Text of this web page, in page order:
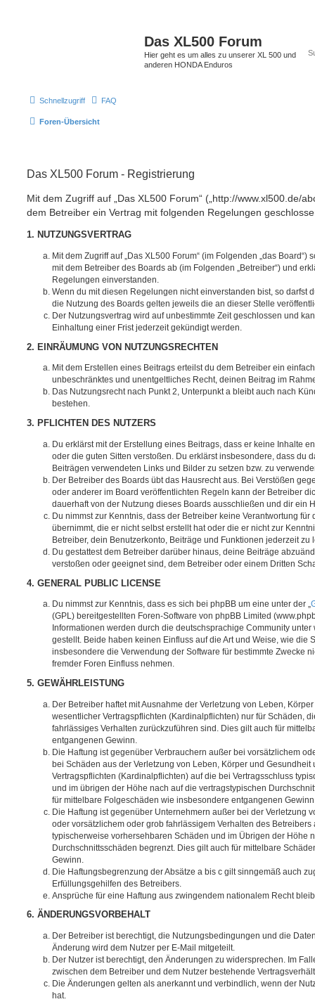
Das XL500 Forum
Hier geht es um alles zu unserer XL 500 und
anderen HONDA Enduros
Schnellzugriff FAQ
Foren-Übersicht
Das XL500 Forum - Registrierung
Mit dem Zugriff auf „Das XL500 Forum“ („http://www.xl500.de/
dem Betreiber ein Vertrag mit folgenden Regelungen
1. NUTZUNGSVERTRAG
Mit dem Zugriff auf „Das XL500 Forum“ (im Folgenden „das
mit dem Betreiber des Boards ab (im Folgenden „Betreiber“) und
Regelungen einverstanden.
Wenn du mit diesen Regelungen nicht einverstanden bist, so darfst
die Nutzung des Boards gelten jeweils die an dieser Stelle
Der Nutzungsvertrag wird auf unbestimmte Zeit geschlossen und
Einhaltung einer Frist jederzeit gekündigt werden.
2. EINRÄUMUNG VON NUTZUNGSRECHTEN
Mit dem Erstellen eines Beitrags erteilst du dem Betreiber ein
unbeschränktes und unentgeltliches Recht, deinen Beitrag im
Das Nutzungsrecht nach Punkt 2, Unterpunkt a bleibt auch nach
bestehen.
3. PFLICHTEN DES NUTZERS
Du erklärst mit der Erstellung eines Beitrags, dass er keine Inhalte
oder die guten Sitten verstoßen. Du erklärst insbesondere, dass du
Beiträgen verwendeten Links und Bilder zu setzen bzw. zu
Der Betreiber des Boards übt das Hausrecht aus. Bei Verstößen
oder anderer im Board veröffentlichten Regeln kann der Betreiber
dauerhaft von der Nutzung dieses Boards ausschließen und dir ein
Du nimmst zur Kenntnis, dass der Betreiber keine Verantwortung für
übernimmt, die er nicht selbst erstellt hat oder die er nicht zur
Betreiber, dein Benutzerkonto, Beiträge und Funktionen jederzeit zu
Du gestattest dem Betreiber darüber hinaus, deine Beiträge
verstoßen oder geeignet sind, dem Betreiber oder einem Dritten
4. GENERAL PUBLIC LICENSE
Du nimmst zur Kenntnis, dass es sich bei phpBB um eine unter der „
(GPL) bereitgestellten Foren-Software von phpBB Limited
Informationen werden durch die deutschsprachige Community
gestellt. Beide haben keinen Einfluss auf die Art und Weise, wie die
insbesondere die Verwendung der Software für bestimmte Zwecke
fremder Foren Einfluss nehmen.
5. GEWÄHRLEISTUNG
Der Betreiber haftet mit Ausnahme der Verletzung von Leben,
wesentlicher Vertragspflichten (Kardinalpflichten) nur für Schäden,
fahrlässiges Verhalten zurückzuführen sind. Dies gilt auch für
entgangenen Gewinn.
Die Haftung ist gegenüber Verbrauchern außer bei vorsätzlichem
bei Schäden aus der Verletzung von Leben, Körper und
Vertragspflichten (Kardinalpflichten) auf die bei Vertragsschluss
und im übrigen der Höhe nach auf die vertragstypischen
für mittelbare Folgeschäden wie insbesondere entgangenen
Die Haftung ist gegenüber Unternehmern außer bei der Verletzung
oder vorsätzlichem oder grob fahrlässigem Verhalten des Betreibers
typischerweise vorhersehbaren Schäden und im Übrigen der Höhe
Durchschnittsschäden begrenzt. Dies gilt auch für mittelbare
Gewinn.
Die Haftungsbegrenzung der Absätze a bis c gilt sinngemäß auch
Erfüllungsgehilfen des Betreibers.
Ansprüche für eine Haftung aus zwingendem nationalem Recht
6. ÄNDERUNGSVORBEHALT
Der Betreiber ist berechtigt, die Nutzungsbedingungen und die
Änderung wird dem Nutzer per E-Mail mitgeteilt.
Der Nutzer ist berechtigt, den Änderungen zu widersprechen. Im
zwischen dem Betreiber und dem Nutzer bestehende
Die Änderungen gelten als anerkannt und verbindlich, wenn der
hat.